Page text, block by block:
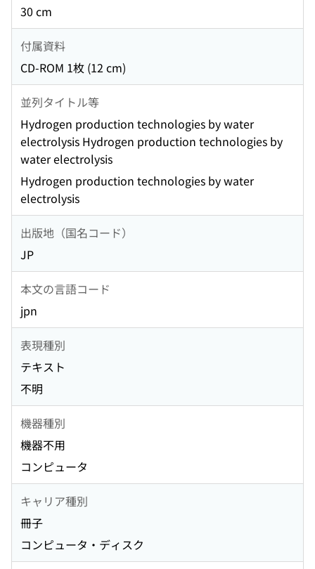
30 cm
付属資料
CD-ROM 1枚 (12 cm)
並列タイトル等
Hydrogen production technologies by water
electrolysis Hydrogen production technologies by
water electrolysis
Hydrogen production technologies by water
electrolysis
出版地（国名コード）
JP
本文の言語コード
jpn
表現種別
テキスト
不明
機器種別
機器不用
コンピュータ
キャリア種別
冊子
コンピュータ・ディスク